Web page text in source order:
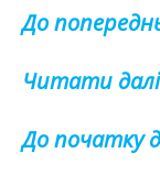
До
Читати
До початку